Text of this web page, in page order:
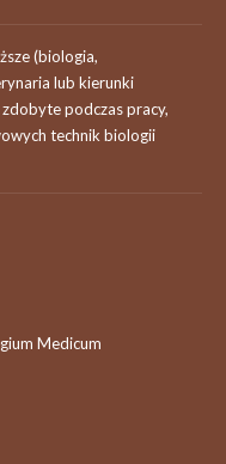
(biologia,
lub kierunki
podczas pracy,
technik biologii
Medicum